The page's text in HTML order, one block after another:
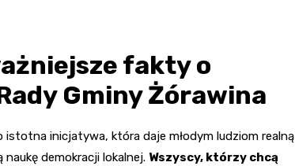
fakty o
Gminy Żórawina
istotna inicjatywa, która daje młodym ludziom realną
demokracji lokalnej. Wszyscy, którzy chcą